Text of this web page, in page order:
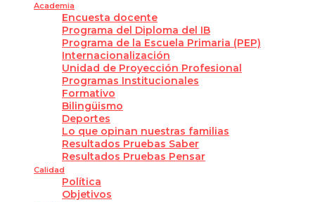
Academia
Encuesta docente
Programa del Diploma del IB
Programa de la Escuela Primaria (PEP)
Internacionalización
Unidad de Proyección Profesional
Programas Institucionales
Formativo
Bilingüismo
Deportes
Lo que opinan nuestras familias
Resultados Pruebas Saber
Resultados Pruebas Pensar
Calidad
Política
Objetivos